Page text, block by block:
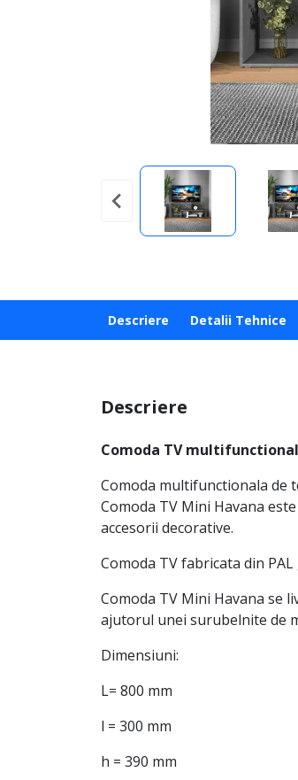
Descriere Detalii Tehnice
Descriere
Comoda TV
Comoda multifunctionala de
Comoda TV Mini Havana
accesorii decorative.
Comoda TV fabricata din
Comoda TV Mini Havana se
ajutorul unei surubelnite de
Dimensiuni:
L= 800 mm
l = 300 mm
h = 390 mm